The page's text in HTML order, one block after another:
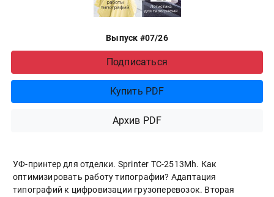
Выпуск #07/26
Подписаться
Купить PDF
Архив PDF
УФ-принтер для отделки. Sprinter ТС-2513Mh. Как
оптимизировать работу типографии? Адаптация
типографий к цифровизации грузоперевозок. Вторая